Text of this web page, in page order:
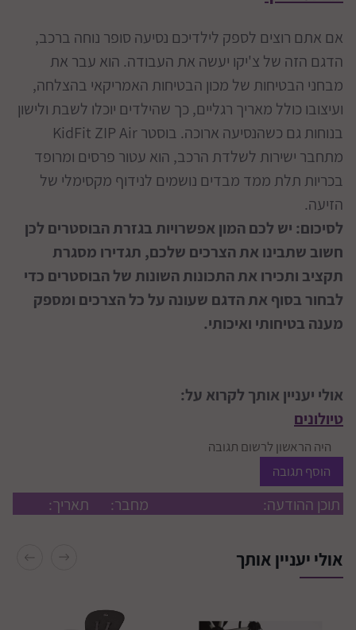
אם אתם רוצים לספק לילדיכם נסיעה סופר נוחה ברכב,
הדגם הזה של צ'יקו יעשה את העבודה. הוא עבר את
מבחני הבטיחות של מכון הבטיחות האמריקאי בהצלחה,
ועיצובו כולל מאריך רגליים, כך שהילדים יוכלו לשבת ולישון
בנוחות גם כשהנסיעה ארוכה. בוסטר KidFit ZIP Air
מתחבר ישירות לשלדת הרכב, הוא עטור פרסים ומרופד
בכריות תלת ממד מבדים נושמים לנידוף מקסימלי של
הזיעה.
לסיכום: יש לכם המון אפשרויות בגזרת הבוסטרים לכן
חשוב שתבינו את הצרכים שלכם, תגדירו מסגרת
תקציב ותכירו את התכונות השונות של הבוסטרים כדי
לבחור בסוף את הדגם שעונה על כל הצרכים ומספק
מענה בטיחותי ואיכותי.
אולי יעניין אותך לקרוא על:
טיולונים
היה הראשון לרשום תגובה
הוסף תגובה
תוכן ההודעה: מחבר: תאריך:
אולי יעניין אותך